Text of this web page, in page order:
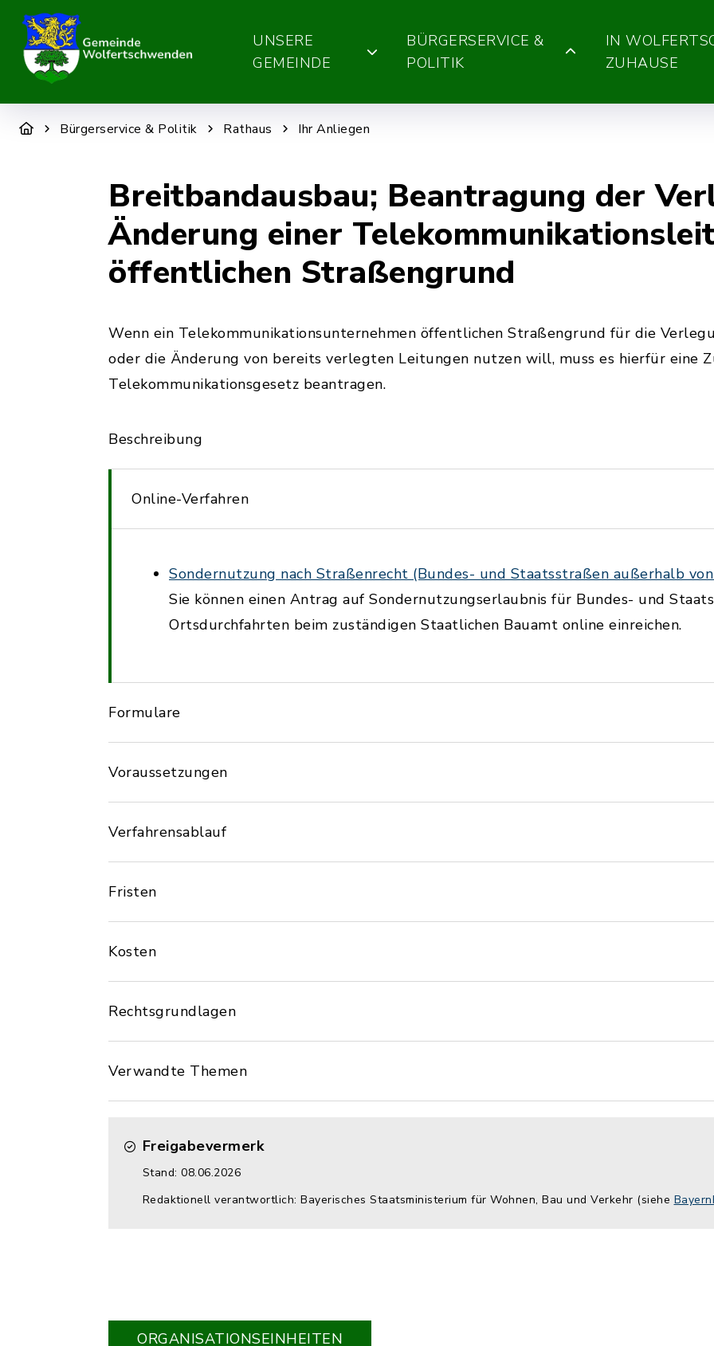
UNSERE
GEMEINDE
BÜRGERSERVICE &
POLITIK
IN
ZUHAUSE
Bürgerservice & Politik Rathaus Ihr Anliegen
Breitbandausbau; Beantragung der
Änderung einer
öffentlichen Straßengrund
Wenn ein Telekommunikationsunternehmen öffentlichen Straßengrund für die
oder die Änderung von bereits verlegten Leitungen nutzen will, muss es hierfür eine
Telekommunikationsgesetz beantragen.
Beschreibung
Online-Verfahren
Sondernutzung nach Straßenrecht (Bundes- und Staatsstraßen außerhalb
Sie können einen Antrag auf Sondernutzungserlaubnis für Bundes- und
Ortsdurchfahrten beim zuständigen Staatlichen Bauamt online einreichen.
Formulare
Voraussetzungen
Verfahrensablauf
Fristen
Kosten
Rechtsgrundlagen
Verwandte Themen
Freigabevermerk
Stand: 08.06.2026
Redaktionell verantwortlich: Bayerisches Staatsministerium für Wohnen, Bau und Verkehr (siehe
ORGANISATIONS­EINHEITEN